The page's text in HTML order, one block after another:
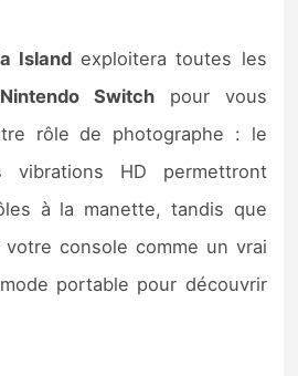
Islandexploitera toutes les
Nintendo Switchpour vous
rôle de photographe : le
HD permettront
à la manette, tandis que
console comme un vrai
portable pour découvrir